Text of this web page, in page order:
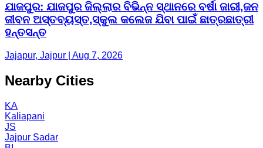
ଯାଜପୁର: ଯାଜପୁର ଜିଲ୍ଲାର ବିଭିନ୍ନ ସ୍ଥାନରେ ବର୍ଷା ଜାରୀ,ଜନ
ଜୀବନ ଅସ୍ତବ୍ୟସ୍ତ,ସ୍କୁଲ କଲେଜ ଯିବା ପାଇଁ ଛାତ୍ରଛାତ୍ରୀ
ହନ୍ତସନ୍ତ
Jajapur, Jajpur | Aug 7, 2026
Nearby Cities
KA
Kaliapani
JS
Jajpur Sadar